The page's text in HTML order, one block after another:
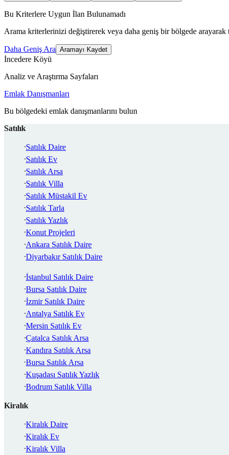
Bu Kriterlere Uygun İlan Bulunamadı
Arama kriterlerinizi değiştirerek veya daha geniş bir bölgede
Daha Geniş Ara Aramayı Kaydet
İncedere Köyü
Analiz ve Araştırma Sayfaları
Emlak Danışmanları
Bu bölgedeki emlak danışmanlarını bulun
Satılık
Satılık Daire
Satılık Ev
Satılık Arsa
Satılık Villa
Satılık Müstakil Ev
Satılık Tarla
Satılık Yazlık
Konut Projeleri
Ankara Satılık Daire
Diyarbakır Satılık Daire
İstanbul Satılık Daire
Bursa Satılık Daire
İzmir Satılık Daire
Antalya Satılık Ev
Mersin Satılık Ev
Çatalca Satılık Arsa
Kandıra Satılık Arsa
Bursa Satılık Arsa
Kuşadası Satılık Yazlık
Bodrum Satılık Villa
Kiralık
Kiralık Daire
Kiralık Ev
Kiralık Villa